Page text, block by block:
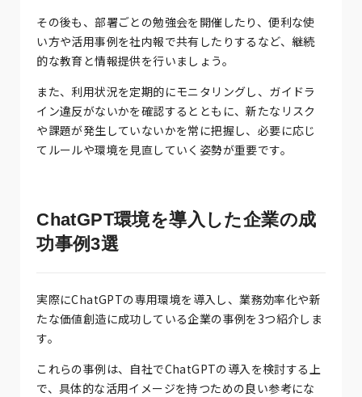
その後も、部署ごとの勉強会を開催したり、便利な使
い方や活用事例を社内報で共有したりするなど、継続
的な教育と情報提供を行いましょう。
また、利用状況を定期的にモニタリングし、ガイドラ
イン違反がないかを確認するとともに、新たなリスク
や課題が発生していないかを常に把握し、必要に応じ
てルールや環境を見直していく姿勢が重要です。
ChatGPT環境を導入した企業の成
功事例3選
実際にChatGPTの専用環境を導入し、業務効率化や新
たな価値創造に成功している企業の事例を3つ紹介しま
す。
これらの事例は、自社でChatGPTの導入を検討する上
で、具体的な活用イメージを持つための良い参考にな